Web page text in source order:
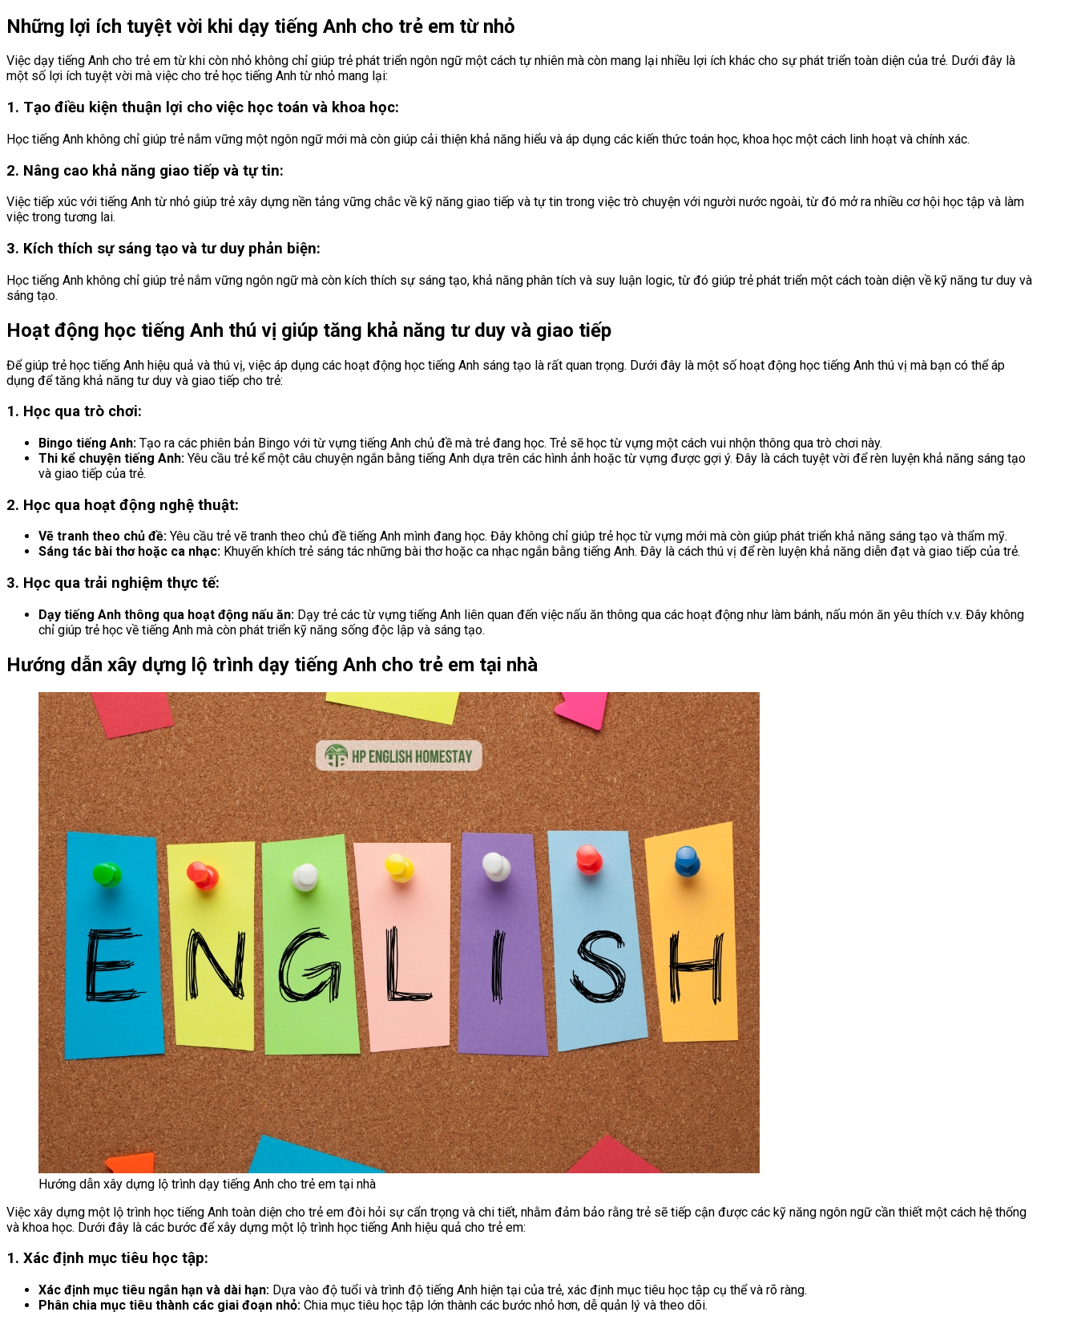
Những lợi ích tuyệt vời khi dạy tiếng Anh cho trẻ em từ nhỏ
Việc dạy tiếng Anh cho trẻ em từ khi còn nhỏ không chỉ giúp trẻ phát triển ngôn ngữ một cách tự nhiên mà còn mang lại nhiều lợi ích khác cho sự phát triển toàn diện của trẻ. Dưới đây là
một số lợi ích tuyệt vời mà việc cho trẻ học tiếng Anh từ nhỏ mang lại:
1. Tạo điều kiện thuận lợi cho việc học toán và khoa học:
Học tiếng Anh không chỉ giúp trẻ nắm vững một ngôn ngữ mới mà còn giúp cải thiện khả năng hiểu và áp dụng các kiến thức toán học, khoa học một cách linh hoạt và chính xác.
2. Nâng cao khả năng giao tiếp và tự tin:
Việc tiếp xúc với tiếng Anh từ nhỏ giúp trẻ xây dựng nền tảng vững chắc về kỹ năng giao tiếp và tự tin trong việc trò chuyện với người nước ngoài, từ đó mở ra nhiều cơ hội học tập và làm
việc trong tương lai.
3. Kích thích sự sáng tạo và tư duy phản biện:
Học tiếng Anh không chỉ giúp trẻ nắm vững ngôn ngữ mà còn kích thích sự sáng tạo, khả năng phân tích và suy luận logic, từ đó giúp trẻ phát triển một cách toàn diện về kỹ năng tư duy và
sáng tạo.
Hoạt động học tiếng Anh thú vị giúp tăng khả năng tư duy và giao tiếp
Để giúp trẻ học tiếng Anh hiệu quả và thú vị, việc áp dụng các hoạt động học tiếng Anh sáng tạo là rất quan trọng. Dưới đây là một số hoạt động học tiếng Anh thú vị mà bạn có thể áp
dụng để tăng khả năng tư duy và giao tiếp cho trẻ:
1. Học qua trò chơi:
Bingo tiếng Anh: Tạo ra các phiên bản Bingo với từ vựng tiếng Anh chủ đề mà trẻ đang học. Trẻ sẽ học từ vựng một cách vui nhộn thông qua trò chơi này.
Thi kể chuyện tiếng Anh: Yêu cầu trẻ kể một câu chuyện ngắn bằng tiếng Anh dựa trên các hình ảnh hoặc từ vựng được gợi ý. Đây là cách tuyệt vời để rèn luyện khả năng sáng tạo
và giao tiếp của trẻ.
2. Học qua hoạt động nghệ thuật:
Vẽ tranh theo chủ đề: Yêu cầu trẻ vẽ tranh theo chủ đề tiếng Anh mình đang học. Đây không chỉ giúp trẻ học từ vựng mới mà còn giúp phát triển khả năng sáng tạo và thẩm mỹ.
Sáng tác bài thơ hoặc ca nhạc: Khuyến khích trẻ sáng tác những bài thơ hoặc ca nhạc ngắn bằng tiếng Anh. Đây là cách thú vị để rèn luyện khả năng diễn đạt và giao tiếp của trẻ.
3. Học qua trải nghiệm thực tế:
Dạy tiếng Anh thông qua hoạt động nấu ăn: Dạy trẻ các từ vựng tiếng Anh liên quan đến việc nấu ăn thông qua các hoạt động như làm bánh, nấu món ăn yêu thích v.v. Đây không
chỉ giúp trẻ học về tiếng Anh mà còn phát triển kỹ năng sống độc lập và sáng tạo.
Hướng dẫn xây dựng lộ trình dạy tiếng Anh cho trẻ em tại nhà
Hướng dẫn xây dựng lộ trình dạy tiếng Anh cho trẻ em tại nhà
Việc xây dựng một lộ trình học tiếng Anh toàn diện cho trẻ em đòi hỏi sự cẩn trọng và chi tiết, nhằm đảm bảo rằng trẻ sẽ tiếp cận được các kỹ năng ngôn ngữ cần thiết một cách hệ thống
và khoa học. Dưới đây là các bước để xây dựng một lộ trình học tiếng Anh hiệu quả cho trẻ em:
1. Xác định mục tiêu học tập:
Xác định mục tiêu ngắn hạn và dài hạn: Dựa vào độ tuổi và trình độ tiếng Anh hiện tại của trẻ, xác định mục tiêu học tập cụ thể và rõ ràng.
Phân chia mục tiêu thành các giai đoạn nhỏ: Chia mục tiêu học tập lớn thành các bước nhỏ hơn, dễ quản lý và theo dõi.